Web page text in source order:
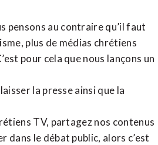
pensons au contraire qu’il faut
plus de médias chrétiens
pour cela que nous lançons un
la presse ainsi que la
TV, partagez nos contenus
dans le débat public, alors c’est